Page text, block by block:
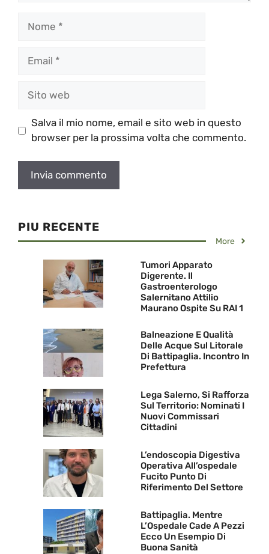
Salva il mio nome, email e sito web in questo
browser per la prossima volta che commento.
PIU RECENTE
More
Tumori Apparato
Digerente. Il
Gastroenterologo
Salernitano Attilio
Maurano Ospite Su RAI 1
Balneazione E Qualità
Delle Acque Sul Litorale
Di Battipaglia. Incontro In
Prefettura
Lega Salerno, Si Rafforza
Sul Territorio: Nominati I
Nuovi Commissari
Cittadini
L’endoscopia Digestiva
Operativa All’ospedale
Fucito Punto Di
Riferimento Del Settore
Battipaglia. Mentre
L’Ospedale Cade A Pezzi
Ecco Un Esempio Di
Buona Sanità